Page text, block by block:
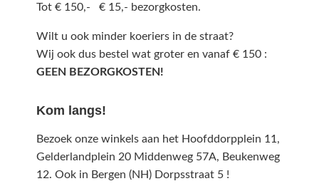
Tot € 150,- € 15,- bezorgkosten.
Wilt u ook minder koeriers in de straat?
Wij ook dus bestel wat groter en vanaf € 150 :
GEEN BEZORGKOSTEN!
Kom langs!
Bezoek onze winkels aan het Hoofddorpplein 11,
Gelderlandplein 20 Middenweg 57A, Beukenweg
12.Ook in Bergen (NH) Dorpsstraat 5 !